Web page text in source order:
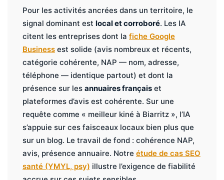
Pour les activités ancrées dans un territoire, le
signal dominant est local et corroboré. Les IA
citent les entreprises dont la fiche Google
Business est solide (avis nombreux et récents,
catégorie cohérente, NAP — nom, adresse,
téléphone — identique partout) et dont la
présence sur les annuaires français et
plateformes d’avis est cohérente. Sur une
requête comme « meilleur kiné à Biarritz », l’IA
s’appuie sur ces faisceaux locaux bien plus que
sur un blog. Le travail de fond : cohérence NAP,
avis, présence annuaire. Notre étude de cas SEO
santé (YMYL, psy) illustre l’exigence de fiabilité